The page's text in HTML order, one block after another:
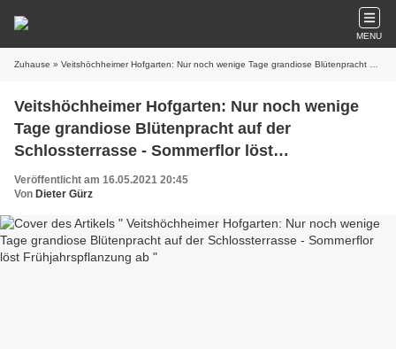
MENU
Zuhause » Veitshöchheimer Hofgarten: Nur noch wenige Tage grandiose Blütenpracht auf der Schlossterrasse - Sommerflor löst Frühjahrspflanzung ab
Veitshöchheimer Hofgarten: Nur noch wenige
Tage grandiose Blütenpracht auf der
Schlossterrasse - Sommerflor löst
Frühjahrspflanzung ab
Veröffentlicht am 16.05.2021 20:45
Von Dieter Gürz